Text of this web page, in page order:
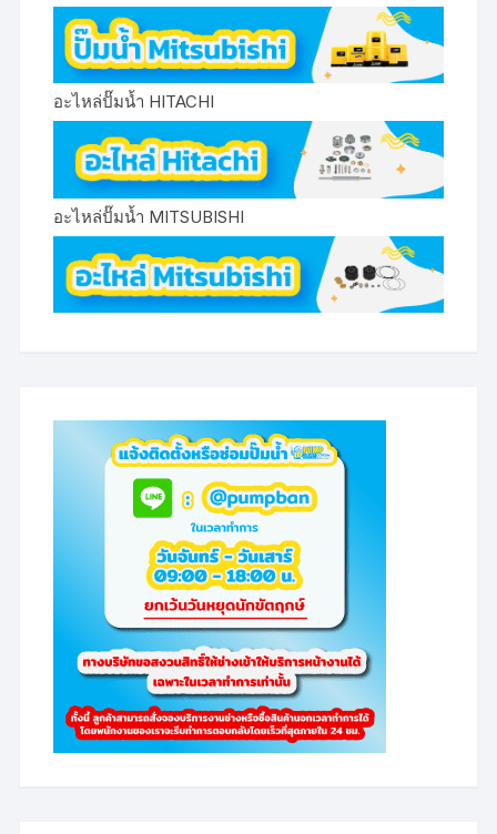
อะไหล่ปั๊มน้ำ HITACHI
อะไหล่ปั๊มน้ำ MITSUBISHI